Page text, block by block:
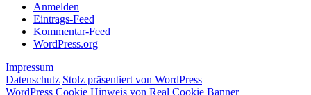
Anmelden
Eintrags-Feed
Kommentar-Feed
WordPress.org
Impressum
Datenschutz Stolz präsentiert von WordPress
WordPress Cookie Hinweis von Real Cookie Banner